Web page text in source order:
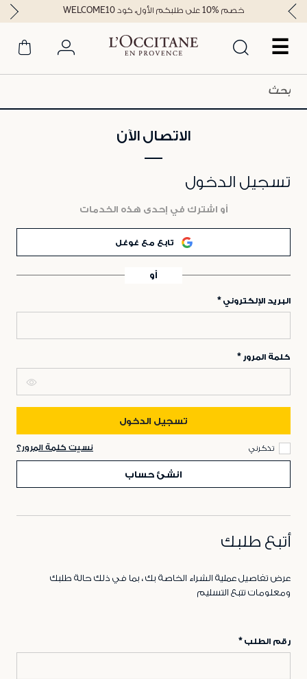
☰
خصم %10 على طلبكم الأول، كود WELCOME10
الاتصال الآن
تسجيل الدخول
أو اشترك في إحدى هذه الخدمات
تابع مع غوغل
أو
البريد الإلكتروني
كلمة المرور
تسجيل الدخول
تذكرني نسيت كلمة المرور؟
انشئ حساب
أتبع طلبك
عرض تفاصيل عملية الشراء الخاصة بك ، بما في ذلك حالة طلبك
ومعلومات تتبع التسليم
رقم الطلب